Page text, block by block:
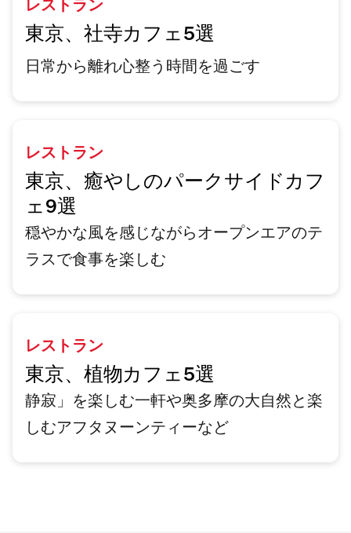
レストラン
東京、社寺カフェ5選
日常から離れ心整う時間を過ごす
レストラン
東京、癒やしのパークサイドカフ
ェ9選
穏やかな風を感じながらオープンエアのテ
ラスで食事を楽しむ
レストラン
東京、植物カフェ5選
静寂」を楽しむ一軒や奥多摩の大自然と楽
しむアフタヌーンティーなど